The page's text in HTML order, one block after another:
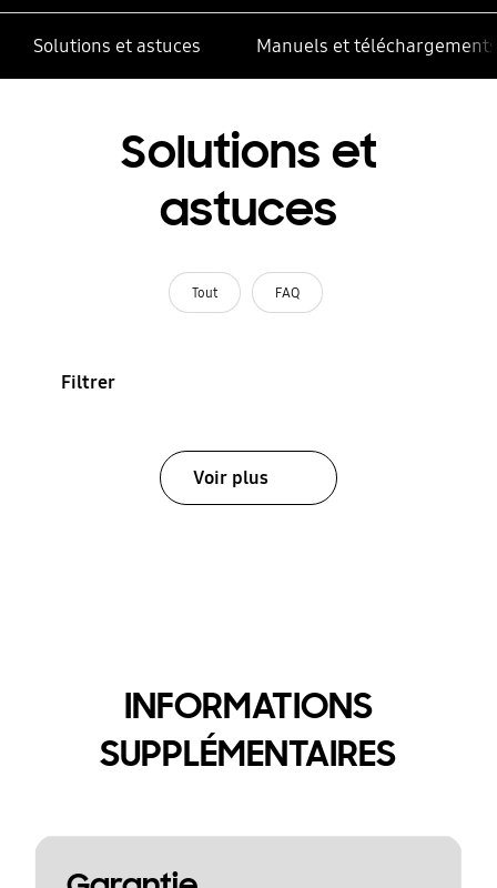
Solutions et astuces Manuels et téléchargements
Solutions et
astuces
Tout FAQ
Filtrer
Voir plus
INFORMATIONS
SUPPLÉMENTAIRES